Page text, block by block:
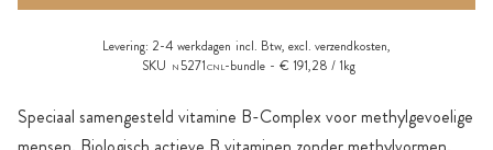
Speciaal samengesteld vitamine B-Complex voor methylgevoelige
Levering: 2-4 werkdagen incl. Btw, excl. verzendkosten,
SKU
N 5271CNL-bundle € 191,28 / 1kg